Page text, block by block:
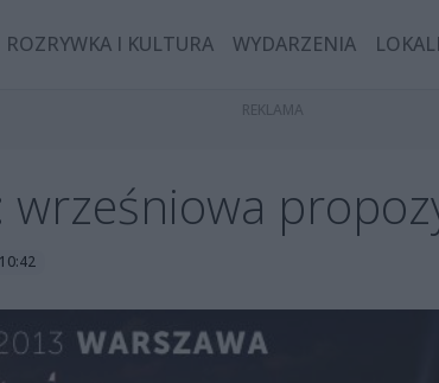
ROZRYWKA I KULTURA WYDARZENIA
wrześniowa